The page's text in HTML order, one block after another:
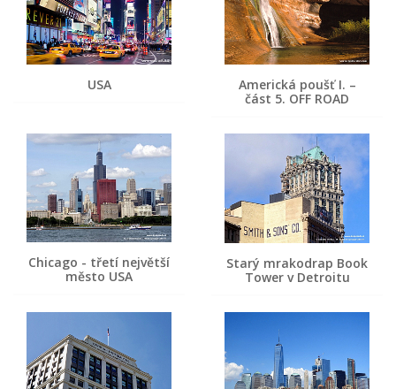
USA
Americká poušť I. –
část 5. OFF ROAD
Chicago - třetí největší
město USA
Starý mrakodrap Book
Tower v Detroitu